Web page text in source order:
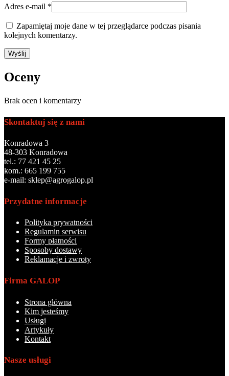
Adres e-mail *
Zapamiętaj moje dane w tej przeglądarce podczas pisania
kolejnych komentarzy.
Oceny
Brak ocen i komentarzy
Skontaktuj się z nami
Konradowa 3
48-303 Konradowa
tel.: 77 421 45 25
kom.: 665 199 755
e-mail: sklep@agrogalop.pl
Przydatne informacje
Polityka prywatności
Regulamin serwisu
Formy płatności
Sposoby dostawy
Reklamacje i zwroty
Firma GALOP
Strona główna
Kim jesteśmy
Usługi
Artykuły
Kontakt
Nasze usługi